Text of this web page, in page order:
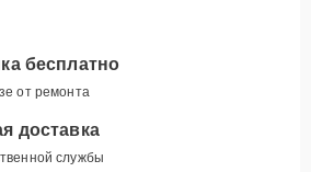
бесплатно
от ремонта
доставка
службы